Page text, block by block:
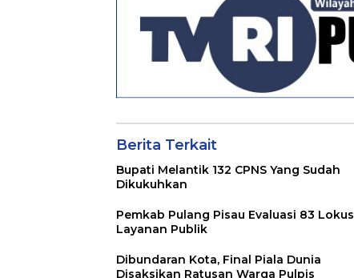
Berita Terkait
Bupati Melantik 132 CPNS Yang Sudah
Dikukuhkan
Pemkab Pulang Pisau Evaluasi 83 Lokus
Layanan Publik
Dibundaran Kota, Final Piala Dunia
Disaksikan Ratusan Warga Pulpis